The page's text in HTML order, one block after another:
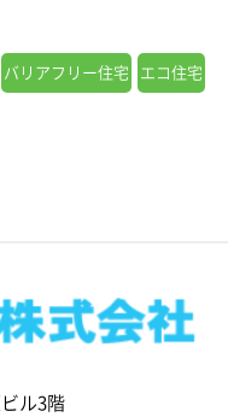
バリアフリー住宅 エコ住宅
ル3階